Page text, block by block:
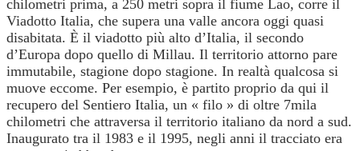
chilometri prima, a 250 metri sopra il fiume Lao, corre il
Viadotto Italia, che supera una valle ancora oggi quasi
disabitata. È il viadotto più alto d’Italia, il secondo
d’Europa dopo quello di Millau. Il territorio attorno pare
immutabile, stagione dopo stagione. In realtà qualcosa si
muove eccome. Per esempio, è partito proprio da qui il
recupero del Sentiero Italia, un « filo » di oltre 7mila
chilometri che attraversa il territorio italiano da nord a sud.
Inaugurato tra il 1983 e il 1995, negli anni il tracciato era